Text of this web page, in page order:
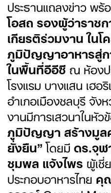
ประธานแถลงข่าว พร้
โอสถ รองผู้ว่าราช
เกียรติร่วมงาน ใน
ภูมิปัญญาอาหารสู่ก
ในพื้นที่อีอีซี ณ ห้อง
โรงแรม บางแสน เฮ
อำเภอเมืองชลบุรี จัง
งานมีการเสวนาในหัว
ภูมิปัญญา สร้างมูล
ยั่งยืน”โดยมีดร.จุ
ชุมพล แจ้งไพร ผู้เ
ประกอบอาหารไทยคุ